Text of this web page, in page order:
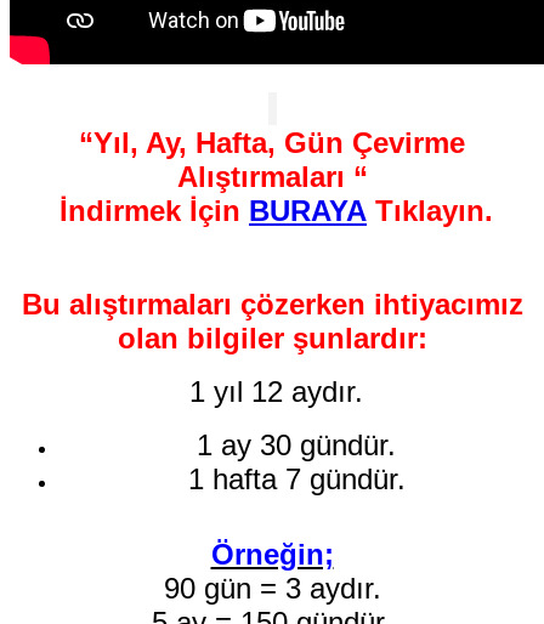
“Yıl, Ay, Hafta, Gün Çevirme
Alıştırmaları “
İndirmek İçin BURAYA Tıklayın.
Bu alıştırmaları çözerken ihtiyacımız
olan bilgiler şunlardır:
1 yıl 12 aydır.
1 ay 30 gündür.
1 hafta 7 gündür.
Örneğin;
90 gün = 3 aydır.